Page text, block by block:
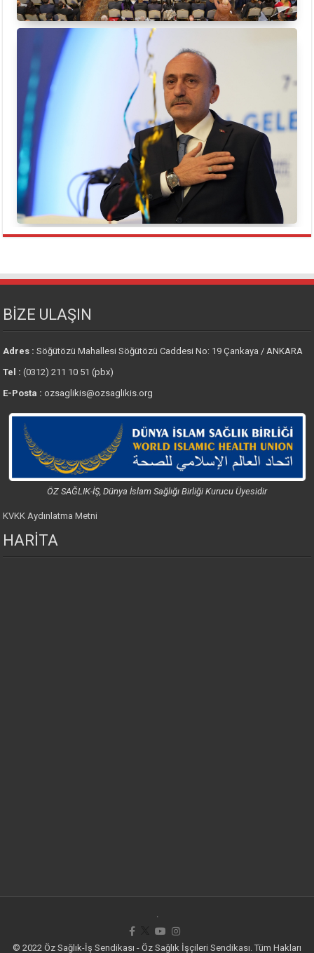
BİZE ULAŞIN
Adres :Söğütözü Mahallesi Söğütözü Caddesi No: 19 Çankaya / ANKARA
Tel : (0312) 211 10 51 (pbx)
E-Posta : ozsaglikis@ozsaglikis.org
ÖZ SAĞLIK-İŞ, Dünya İslam Sağlığı Birliği Kurucu Üyesidir
KVKK Aydınlatma Metni
HARİTA
© 2022 Öz Sağlık-İş Sendikası - Öz Sağlık İşçileri Sendikası. Tüm Hakları